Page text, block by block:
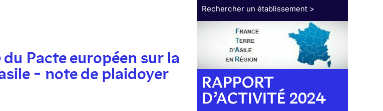
Pacte européen sur la
- note de plaidoyer
Rechercher un établissement >
RAPPORT
D’ACTIVITÉ 2024